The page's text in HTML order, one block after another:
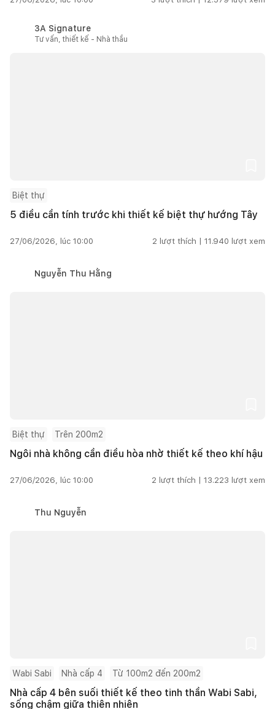
3A Signature
Tư vấn, thiết kế - Nhà thầu
Biệt thự
5 điều cần tính trước khi thiết kế biệt thự hướng Tây
27/06/2026, lúc 10:00 2 lượt thích | 11.940 lượt xem
Nguyễn Thu Hằng
Biệt thự Trên 200m2
Ngôi nhà không cần điều hòa nhờ thiết kế theo khí hậu
27/06/2026, lúc 10:00 2 lượt thích | 13.223 lượt xem
Thu Nguyễn
Wabi Sabi Nhà cấp 4 Từ 100m2 đến 200m2
Nhà cấp 4 bên suối thiết kế theo tinh thần Wabi Sabi,
sống chậm giữa thiên nhiên